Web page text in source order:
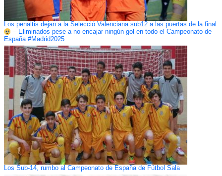
Los penaltis dejan a la Selecció Valenciana sub12 a las puertas de la final
– Eliminados pese a no encajar ningún gol en todo el Campeonato de
España #Madrid2025
Los Sub-14, rumbo al Campeonato de España de Fútbol Sala